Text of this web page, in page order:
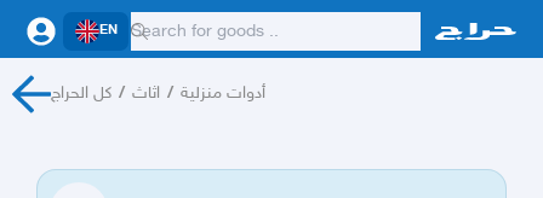
EN
كل الحراج / اثاث / أدوات منزلية